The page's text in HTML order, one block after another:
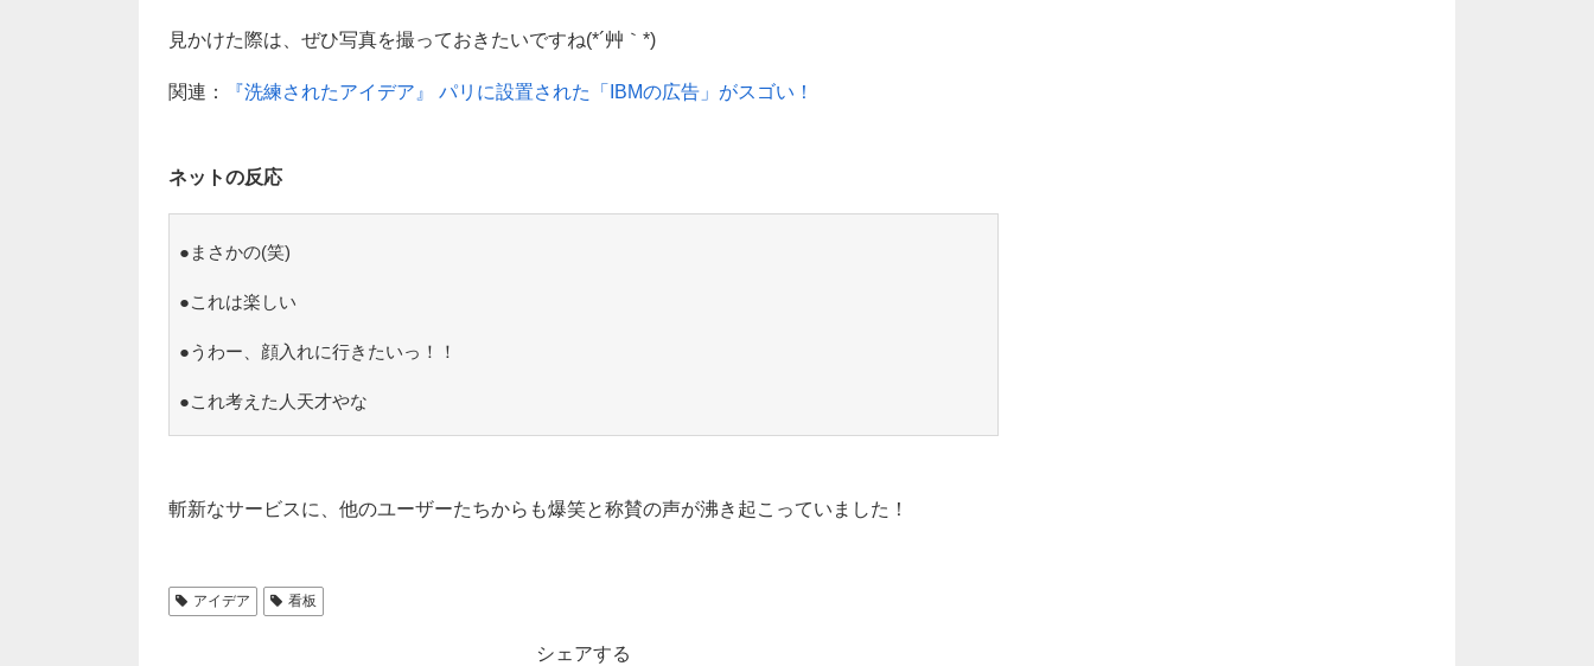
見かけた際は、ぜひ写真を撮っておきたいですね(*´艸｀*)
関連： 『洗練されたアイデア』 パリに設置された「IBMの広告」がスゴい！
ネットの反応
●まさかの(笑)
●これは楽しい
●うわー、顔入れに行きたいっ！！
●これ考えた人天才やな
斬新なサービスに、他のユーザーたちからも爆笑と称賛の声が沸き起こっていました！
アイデア 看板
シェアする